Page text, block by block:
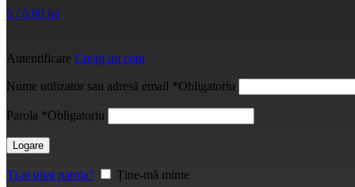
0 / 0,00 lei
Autentificare Creați un cont
Nume utilizator sau adresă email *Obligatoriu
Parola *Obligatoriu
Logare
Ți-ai uitat parola?
Ține-mă minte